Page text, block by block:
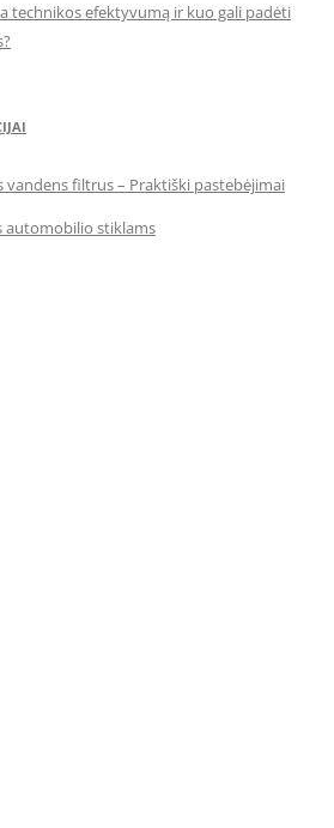
technikos efektyvumą ir kuo gali padėti
vandens filtrus – Praktiški pastebėjimai
automobilio stiklams